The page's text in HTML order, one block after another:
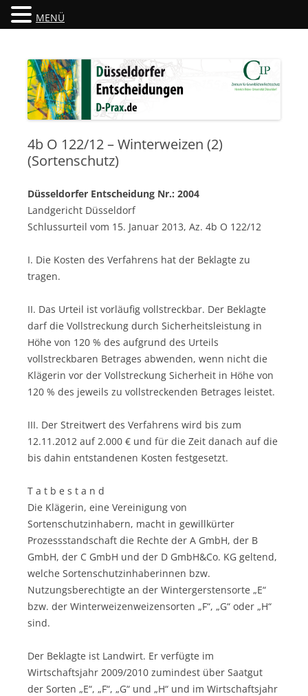
Düsseldorfer Entscheidungen
4b O 122/12 – Winterweizen (2)
(Sortenschutz)
Düsseldorfer Entscheidung Nr.: 2004
Landgericht Düsseldorf
Schlussurteil vom 15. Januar 2013, Az. 4b O 122/12
I. Die Kosten des Verfahrens hat der Beklagte zu
tragen.
II. Das Urteil ist vorläufig vollstreckbar. Der Beklagte
darf die Vollstreckung durch Sicherheitsleistung in
Höhe von 120 % des aufgrund des Urteils
vollstreckbaren Betrages abwenden, wenn nicht die
Klägerin vor der Vollstreckung Sicherheit in Höhe von
120 % des jeweils zu vollstreckenden Betrages leistet.
III. Der Streitwert des Verfahrens wird bis zum
12.11.2012 auf 2.000 € und für die Zeit danach auf die
bis dahin entstandenen Kosten festgesetzt.
T a t b e s t a n d
Die Klägerin, eine Vereinigung von
Sortenschutzinhabern, macht in gewillkürter
Prozessstandschaft die Rechte der A GmbH, der B
GmbH, der C GmbH und der D GmbH&Co. KG geltend,
welche Sortenschutzinhaberinnen bzw.
Nutzungsberechtigte an der Wintergerstensorte „E“
bzw. der Winterweizenweizensorten „F“, „G“ oder „H“
sind.
Der Beklagte ist Landwirt. Er verfügte im
Wirtschaftsjahr 2009/2010 zumindest über Saatgut
der Sorten „E“, „F“, „G“ und „H“ und im Wirtschaftsjahr
MENÜ